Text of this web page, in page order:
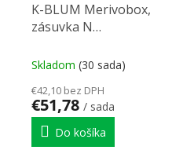
K-BLUM Merivobox,
zásuvka N
sivá IG, skrutka
Skladom (30 sada)
€42,10 bez DPH
€51,78 / sada
Do košíka